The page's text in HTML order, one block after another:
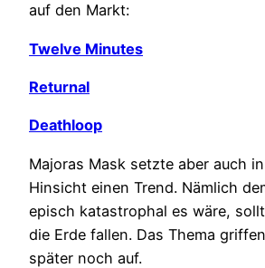
auf den Markt:
Twelve Minutes
Returnal
Deathloop
Majoras Mask setzte aber auch
Hinsicht einen Trend. Nämlich
episch katastrophal es wäre,
die Erde fallen. Das Thema
später noch auf.